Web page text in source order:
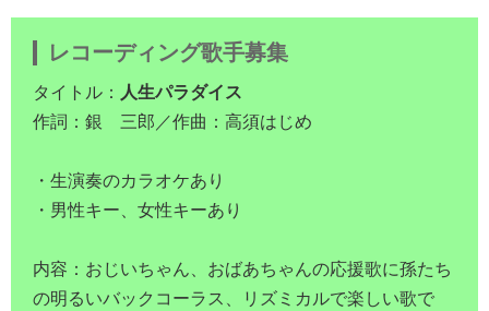
レコーディング歌手募集
タイトル： 人生パラダイス
作詞：銀 三郎／作曲：高須はじめ
・生演奏のカラオケあり
・男性キー、女性キーあり
内容：おじいちゃん、おばあちゃんの応援歌に孫たち
の明るいバックコーラス、リズミカルで楽しい歌で